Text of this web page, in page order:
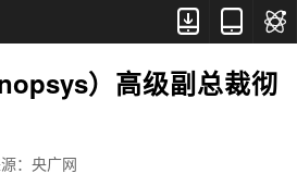



）高级副总裁彻
：央广网